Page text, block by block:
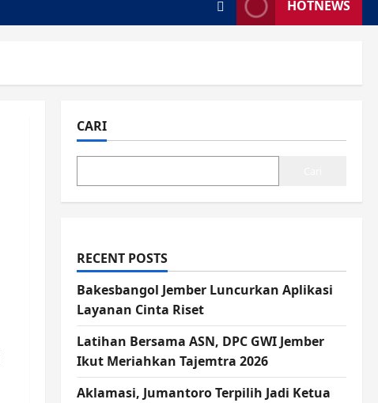
HOTNEWS
CARI
RECENT POSTS
Bakesbangol Jember Luncurkan Aplikasi
Layanan Cinta Riset
Latihan Bersama ASN, DPC GWI Jember
Ikut Meriahkan Tajemtra 2026
Aklamasi, Jumantoro Terpilih Jadi Ketua